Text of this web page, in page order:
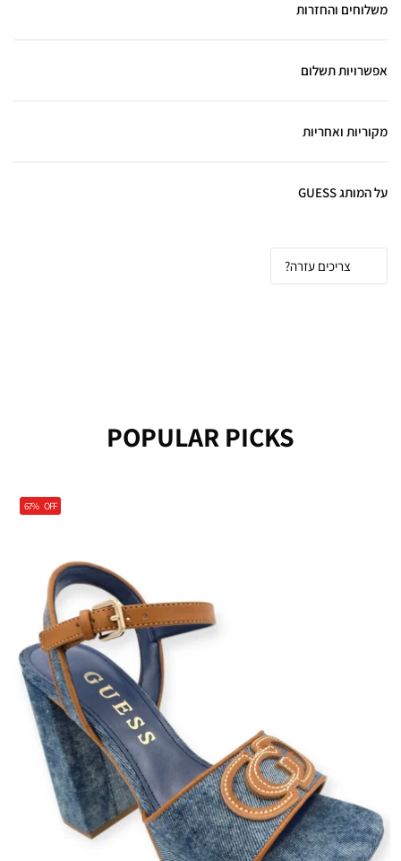
משלוחים והחזרות
אפשרויות תשלום
מקוריות ואחריות
על המותג GUESS
צריכים עזרה?
POPULAR PICKS
67% OFF